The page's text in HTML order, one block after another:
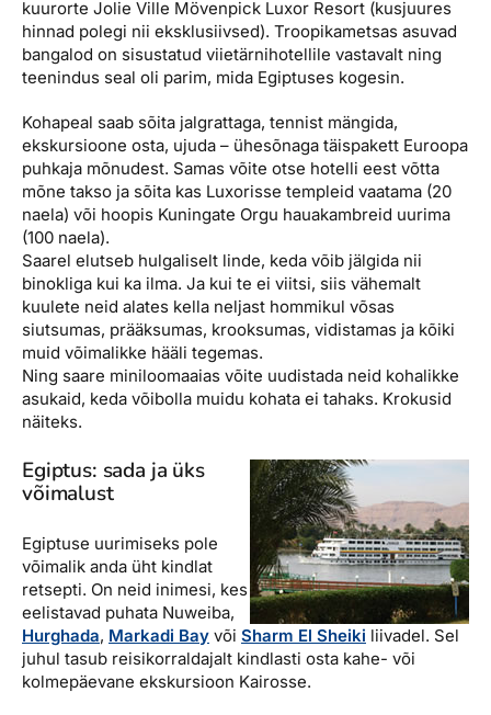
kuurorte Jolie Ville Mövenpick Luxor Resort (kusjuures
hinnad polegi nii eksklusiivsed). Troopikametsas asuvad
bangalod on sisustatud viietärnihotellile vastavalt ning
teenindus seal oli parim, mida Egiptuses kogesin.
Kohapeal saab sõita jalgrattaga, tennist mängida,
ekskursioone osta, ujuda – ühesõnaga täispakett Euroopa
puhkaja mõnudest. Samas võite otse hotelli eest võtta
mõne takso ja sõita kas Luxorisse templeid vaatama (20
naela) või hoopis Kuningate Orgu hauakambreid uurima
(100 naela).
Saarel elutseb hulgaliselt linde, keda võib jälgida nii
binokliga kui ka ilma. Ja kui te ei viitsi, siis vähemalt
kuulete neid alates kella neljast hommikul võsas
siutsumas, prääksumas, krooksumas, vidistamas ja kõiki
muid võimalikke hääli tegemas.
Ning saare miniloomaaias võite uudistada neid kohalikke
asukaid, keda võibolla muidu kohata ei tahaks. Krokusid
näiteks.
Egiptus: sada ja üks
võimalust
Egiptuse uurimiseks pole
võimalik anda üht kindlat
retsepti. On neid inimesi, kes
eelistavad puhata Nuweiba,
Hurghada, Markadi Bay või Sharm El Sheiki liivadel. Sel
juhul tasub reisikorraldajalt kindlasti osta kahe- või
kolmepäevane ekskursioon Kairosse.